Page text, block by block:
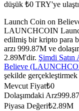
USDC'yi
düşük ₺0 TRY'ye
Launch Coin on
LAUNCHCOIN
edilmiş bir kripto para
arzı 999.87M ve
2.89M'dir. Şimdi Satın
Believe
şekilde gerçekleştirmek
Mevcut Fiyat₺0
Dolaşımdaki Arz
Piyasa Değeri₺2.89M